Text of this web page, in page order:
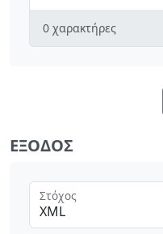
0 χαρακτήρες
ΈΞΟΔΟΣ
XML
Στόχος